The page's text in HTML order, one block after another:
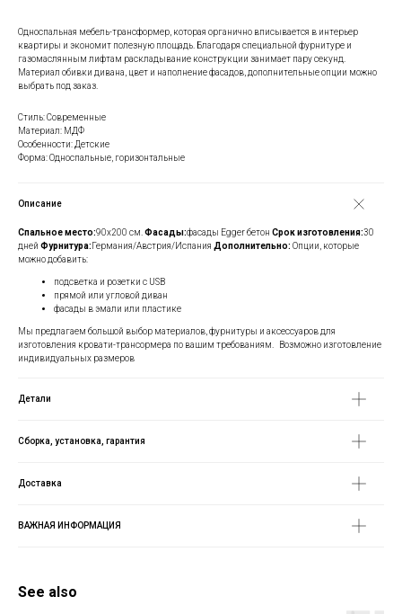
Односпальная мебель-трансформер, которая органично вписывается в интерьер
квартиры и экономит полезную площадь. Благодаря специальной фурнитуре и
газомаслянным лифтам раскладывание конструкции занимает пару секунд.
Материал обивки дивана, цвет и наполнение фасадов, дополнительные опции можно
выбрать под заказ.
Стиль: Современные
Материал: МДФ
Особенности: Детские
Форма: Односпальные, горизонтальные
Описание
Спальное место:90х200 см. Фасады:фасады Egger бетон Срок изготовления:30
дней Фурнитура:Германия/Австрия/Испания Дополнительно: Опции, которые
можно добавить:
подсветка и розетки с USB
прямой или угловой диван
фасады в эмали или пластике
Мы предлагаем большой выбор материалов, фурнитуры и аксессуаров для
изготовления кровати-трансормера по вашим требованиям. Возможно изготовление
индивидуальных размеров
Детали
Сборка, установка, гарантия
Доставка
ВАЖНАЯ ИНФОРМАЦИЯ
See also